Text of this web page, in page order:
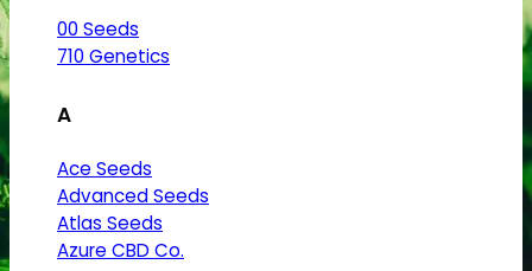
00 Seeds
710 Genetics
A
Ace Seeds
Advanced Seeds
Atlas Seeds
Azure CBD Co.